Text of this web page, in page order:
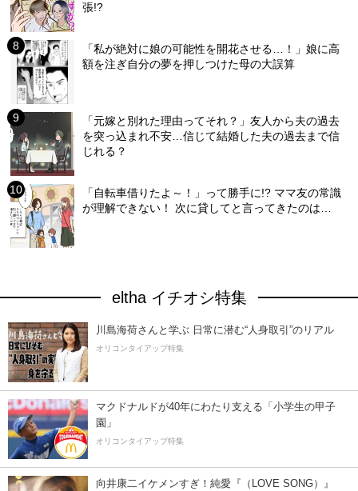
張!?
「私が絶対に娘の可能性を開花させる…！」娘に高
額を注ぎ自分の夢を押しつけた母の大誤算
「元嫁と別れた理由ってそれ？」友人から夫の過去
を突っ込まれ不安…信じて結婚した夫の過去まで信
じれる？
「自転車借りたよ～！」って勝手に!? ママ友の常識
が理解できない！ 次に貸してと言ってきたのは…
eltha イチオシ特集
川島海荷さんと学ぶ 日常に潜む“人身取引”のリアル
オリコンタイアップ特集
マクドナルドが40年にわたり支える「小学生の甲子
園」
オリコンタイアップ特集
向井康二イケメンすぎ！純愛『（LOVE SONG）』